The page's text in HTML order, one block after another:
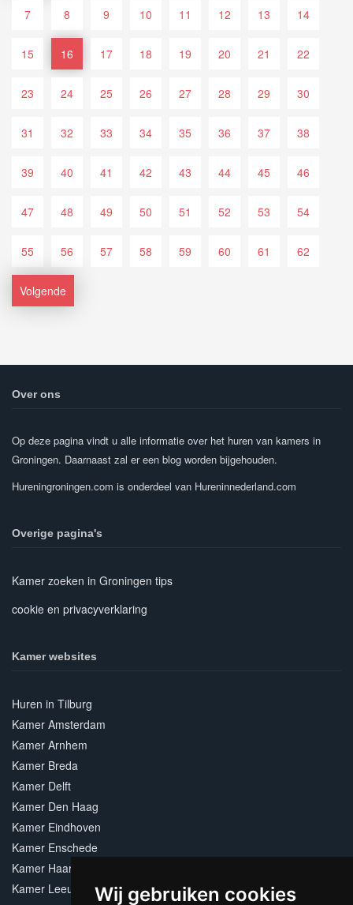
Wij gebruiken cookies
7 8 9 10 11 12 13 14
15 16 17 18 19 20 21 22
23 24 25 26 27 28 29 30
31 32 33 34 35 36 37 38
39 40 41 42 43 44 45 46
47 48 49 50 51 52 53 54
55 56 57 58 59 60 61 62
Volgende
Over ons
Op deze pagina vindt u alle informatie over het huren van kamers in
Groningen. Daarnaast zal er een blog worden bijgehouden.
Hureningroningen.com is onderdeel van Hureninnederland.com
Overige pagina's
Kamer zoeken in Groningen tips
cookie en privacyverklaring
Kamer websites
Huren in Tilburg
Kamer Amsterdam
Kamer Arnhem
Kamer Breda
Kamer Delft
Kamer Den Haag
Kamer Eindhoven
Kamer Enschede
Kamer Haarlem
Kamer Leeuwarden